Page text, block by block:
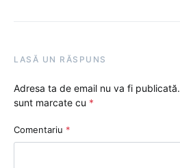
LASĂ UN RĂSPUNS
Adresa ta de email nu va fi publicată.
sunt marcate cu *
Comentariu *